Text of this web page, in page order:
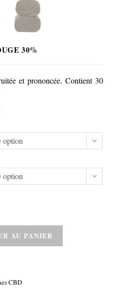
30%
et prononcée. Contient 30
option
option
AU PANIER
CBD